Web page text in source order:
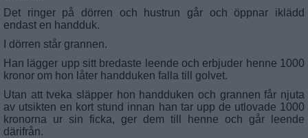
Det ringer på dörren och hustrun går och öppnar iklädd
endast en handduk.
I dörren står grannen.
Han lägger upp sitt bredaste leende och erbjuder henne 1000
kronor om hon låter handduken falla till golvet.
Utan att tveka släpper hon handduken och grannen får njuta
av utsikten en kort stund innan han tar upp de utlovade 1000
kronorna ur sin ficka, ger dem till henne och går leende
därifrån.